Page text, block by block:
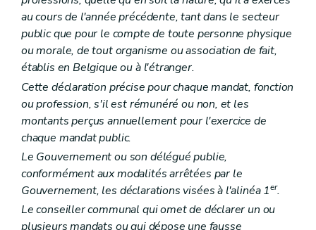
Section première Dispositions générales
Art. L2212-1
Art. L2212-2
Art. L2212-3
Art. L2212-4
Section 2
Le conseil provincial
Sous-section première Mode de désignation et statut des conseillers provinciaux
Art. L2212-5
Art. L2212-6
Art. L2212-7
Art. L2212-8
Art. L2212-9
Sous-section 2 Réunions et délibérations du conseil provincial
Art. L2212-10
Art. L2212-11
Art. L2212-12
Art. L2212-13
au cours de l'année précédente, tant dans le secteur
public que pour le compte de toute personne physique
ou morale, de tout organisme ou association de fait,
établis en Belgique ou à l'étranger.
Cette déclaration précise pour chaque mandat, fonction
ou profession, s'il est rémunéré ou non, et les
montants perçus annuellement pour l'exercice de
chaque mandat public.
Le Gouvernement ou son délégué publie,
conformément aux modalités arrêtées par le
Gouvernement, les déclarations visées à l'alinéa 1er.
Le conseiller communal qui omet de déclarer un ou
plusieurs mandats ou qui dépose une fausse